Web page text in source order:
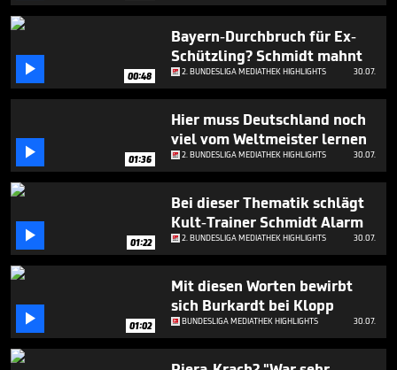
 00:48
Bayern-Durchbruch für Ex-
Schützling? Schmidt mahnt
2. BUNDESLIGA MEDIATHEK HIGHLIGHTS 30.07.
 01:36
Hier muss Deutschland noch
viel vom Weltmeister lernen
2. BUNDESLIGA MEDIATHEK HIGHLIGHTS 30.07.
 01:22
Bei dieser Thematik schlägt
Kult-Trainer Schmidt Alarm
2. BUNDESLIGA MEDIATHEK HIGHLIGHTS 30.07.
 01:02
Mit diesen Worten bewirbt
sich Burkardt bei Klopp
BUNDESLIGA MEDIATHEK HIGHLIGHTS 30.07.